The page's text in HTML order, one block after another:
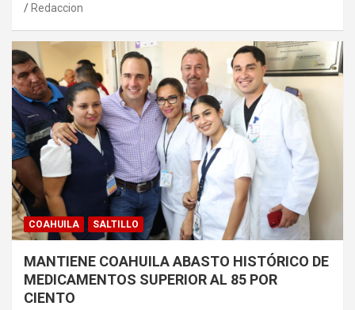
Redaccion
COAHUILA SALTILLO
MANTIENE COAHUILA ABASTO HISTÓRICO DE
MEDICAMENTOS SUPERIOR AL 85 POR
CIENTO